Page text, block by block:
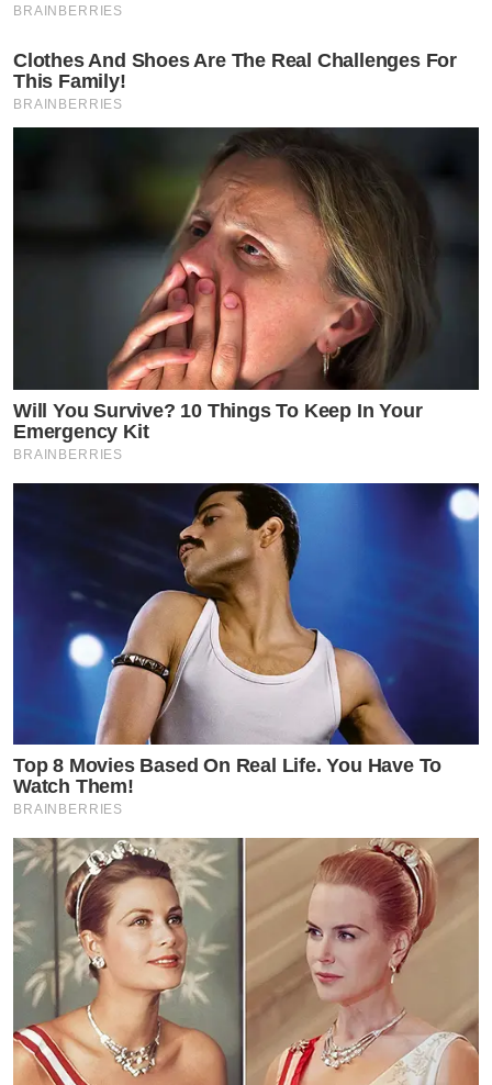
BRAINBERRIES
Clothes And Shoes Are The Real Challenges For
This Family!
BRAINBERRIES
Will You Survive? 10 Things To Keep In Your
Emergency Kit
BRAINBERRIES
Top 8 Movies Based On Real Life. You Have To
Watch Them!
BRAINBERRIES